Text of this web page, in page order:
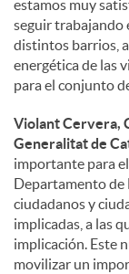
estamos muy
seguir trabajando
distintos barrios,
energética de las
para el conjunto
Violant Cervera,
Generalitat de
importante para
Departamento de
ciudadanos y
implicadas, a las
implicación. Este
movilizar un